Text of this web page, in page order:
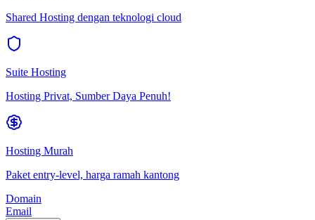
Shared Hosting dengan teknologi cloud
Suite Hosting
Hosting Privat, Sumber Daya Penuh!
Hosting Murah
Paket entry-level, harga ramah kantong
Domain
Email